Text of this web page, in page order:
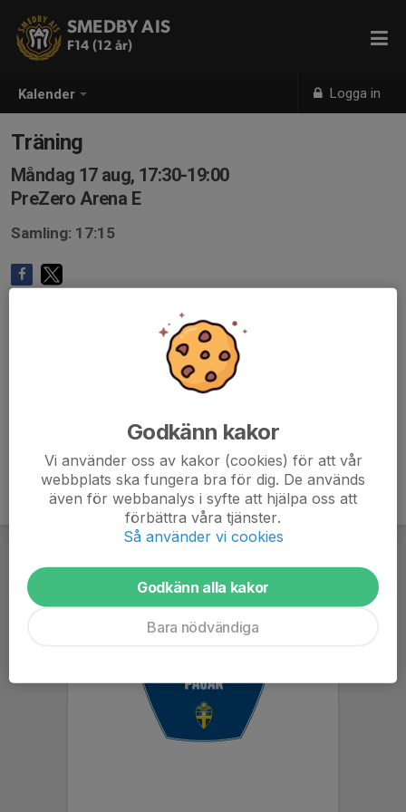
Kalender Logga in
SMEDBY AIS
F14 (12 år)
Träning
Måndag 17 aug, 17:30-19:00
PreZero Arena E
Samling: 17:15
Godkänn kakor
Vi använder oss av kakor (cookies) för att vår
webbplats ska fungera bra för dig. De används
även för webbanalys i syfte att hjälpa oss att
förbättra våra tjänster.
Så använder vi cookies
Godkänn alla kakor
Bara nödvändiga